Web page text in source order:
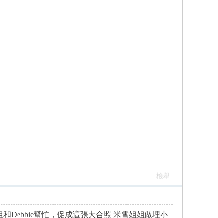
檢舉
Debbie幫忙，促成這張大合照 米雪姐姐做埋小